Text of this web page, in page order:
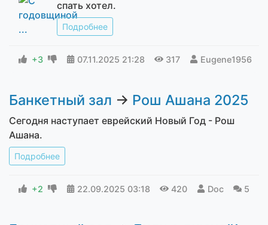
спать хотел.
Подробнее
+3 07.11.2025 21:28 317 Eugene1956
Банкетный зал → Рош Ашана 2025
Сегодня наступает еврейский Новый Год - Рош
Ашана.
Подробнее
+2 22.09.2025 03:18 420 Doc 5